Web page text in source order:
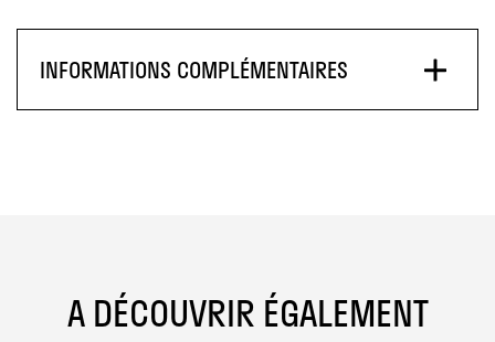
INFORMATIONS COMPLÉMENTAIRES
A DÉCOUVRIR ÉGALEMENT